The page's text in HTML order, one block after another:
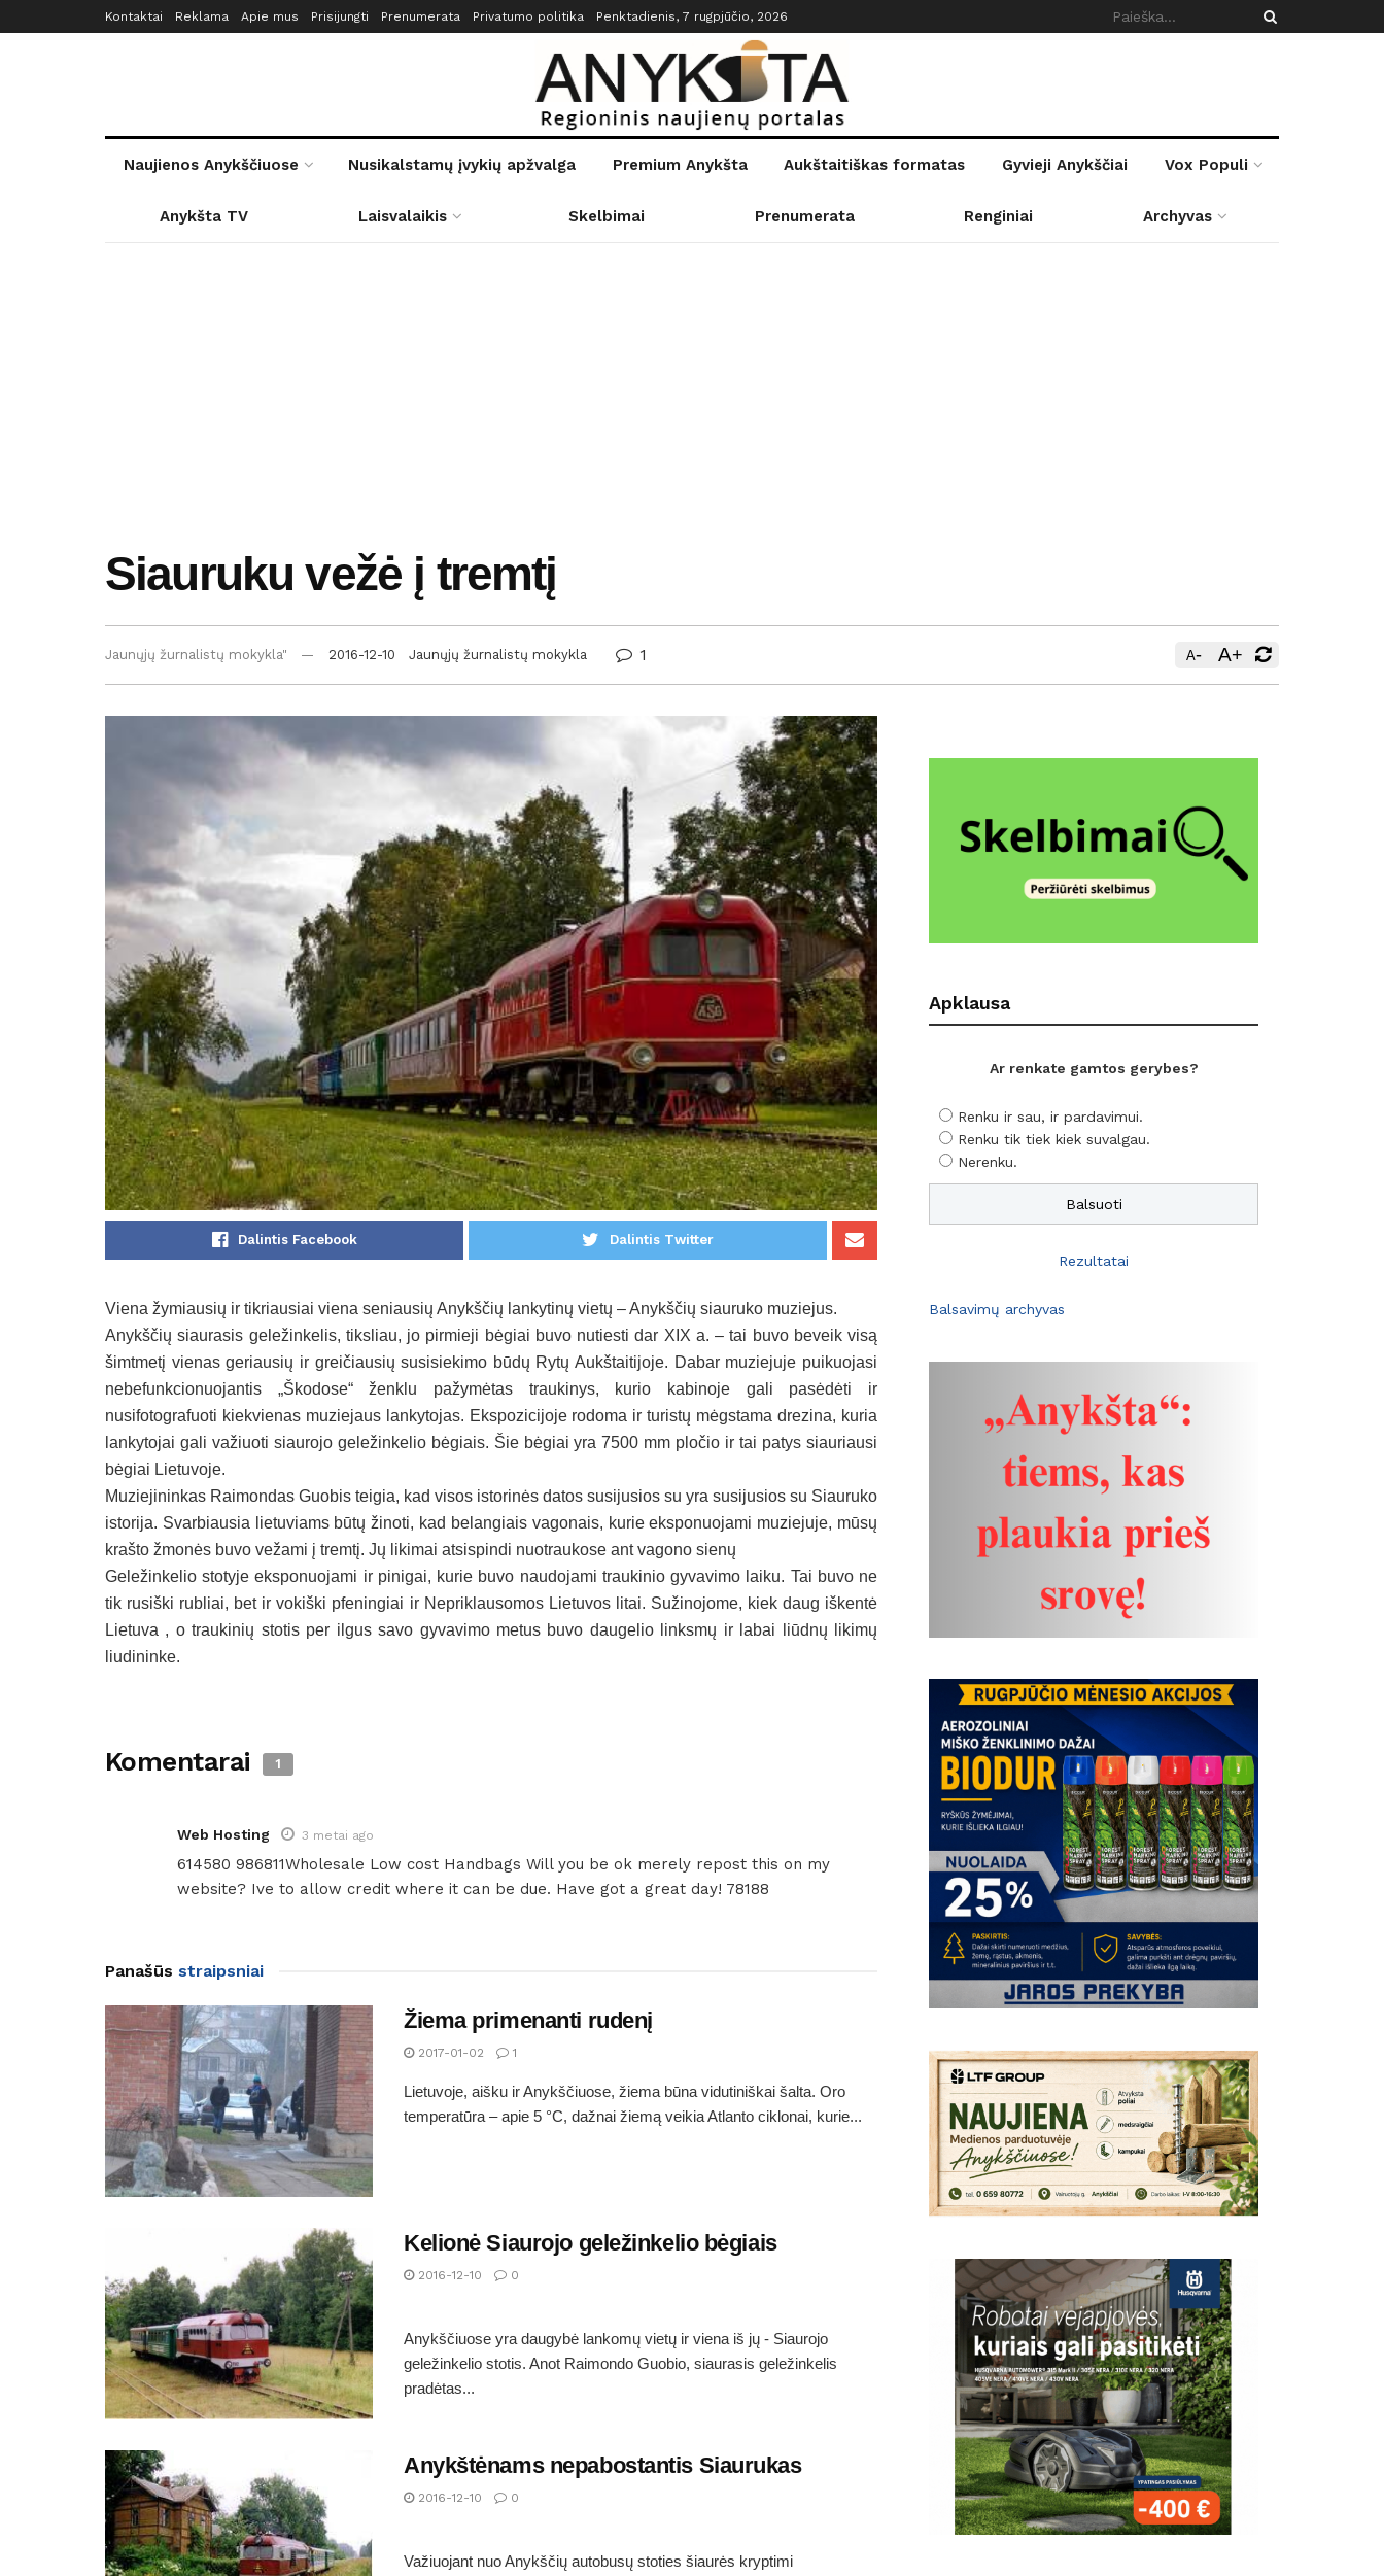
Kontaktai Reklama Apie mus Prisijungti Prenumerata Privatumo politika Penktadienis, 7 rugpjūčio, 2026
Naujienos Anykščiuose Nusikalstamų įvykių apžvalga Premium Anykšta Aukštaitiškas formatas Gyvieji Anykščiai Vox Populi
Anykšta TV Laisvalaikis Skelbimai Prenumerata Renginiai Archyvas
Siauruku vežė į tremtį
Jaunųjų žurnalistų mokykla" 2016-12-10 Jaunųjų žurnalistų mokykla 1 A- A+
Dalintis Facebook Dalintis Twitter
Viena žymiausių ir tikriausiai viena seniausių Anykščių lankytinų vietų – Anykščių siauruko muziejus.
Anykščių siaurasis geležinkelis, tiksliau, jo pirmieji bėgiai buvo nutiesti dar XIX a. – tai buvo beveik visą
šimtmetį vienas geriausių ir greičiausių susisiekimo būdų Rytų Aukštaitijoje. Dabar muziejuje puikuojasi
nebefunkcionuojantis „Škodose“ ženklu pažymėtas traukinys, kurio kabinoje gali pasėdėti ir
nusifotografuoti kiekvienas muziejaus lankytojas. Ekspozicijoje rodoma ir turistų mėgstama drezina, kuria
lankytojai gali važiuoti siaurojo geležinkelio bėgiais. Šie bėgiai yra 7500 mm pločio ir tai patys siauriausi
bėgiai Lietuvoje.
Muziejininkas Raimondas Guobis teigia, kad visos istorinės datos susijusios su yra susijusios su Siauruko
istorija. Svarbiausia lietuviams būtų žinoti, kad belangiais vagonais, kurie eksponuojami muziejuje, mūsų
krašto žmonės buvo vežami į tremtį. Jų likimai atsispindi nuotraukose ant vagono sienų
Geležinkelio stotyje eksponuojami ir pinigai, kurie buvo naudojami traukinio gyvavimo laiku. Tai buvo ne
tik rusiški rubliai, bet ir vokiški pfeningiai ir Nepriklausomos Lietuvos litai. Sužinojome, kiek daug iškentė
Lietuva , o traukinių stotis per ilgus savo gyvavimo metus buvo daugelio linksmų ir labai liūdnų likimų
liudininke.
Komentarai 1
Web Hosting 3 metai ago
614580 986811Wholesale Low cost Handbags Will you be ok merely repost this on my
website? Ive to allow credit where it can be due. Have got a great day! 78188
Panašūs straipsniai
Žiema primenanti rudenį
2017-01-02 1
Lietuvoje, aišku ir Anykščiuose, žiema būna vidutiniškai šalta. Oro
temperatūra – apie 5 °C, dažnai žiemą veikia Atlanto ciklonai, kurie...
Kelionė Siaurojo geležinkelio bėgiais
2016-12-10 0
Anykščiuose yra daugybė lankomų vietų ir viena iš jų - Siaurojo
geležinkelio stotis. Anot Raimondo Guobio, siaurasis geležinkelis
pradėtas...
Anykštėnams nepabostantis Siaurukas
2016-12-10 0
Važiuojant nuo Anykščių autobusų stoties šiaurės kryptimi
Apklausa
Ar renkate gamtos gerybes?
Renku ir sau, ir pardavimui.
Renku tik tiek kiek suvalgau.
Nerenku.
Rezultatai
Balsavimų archyvas